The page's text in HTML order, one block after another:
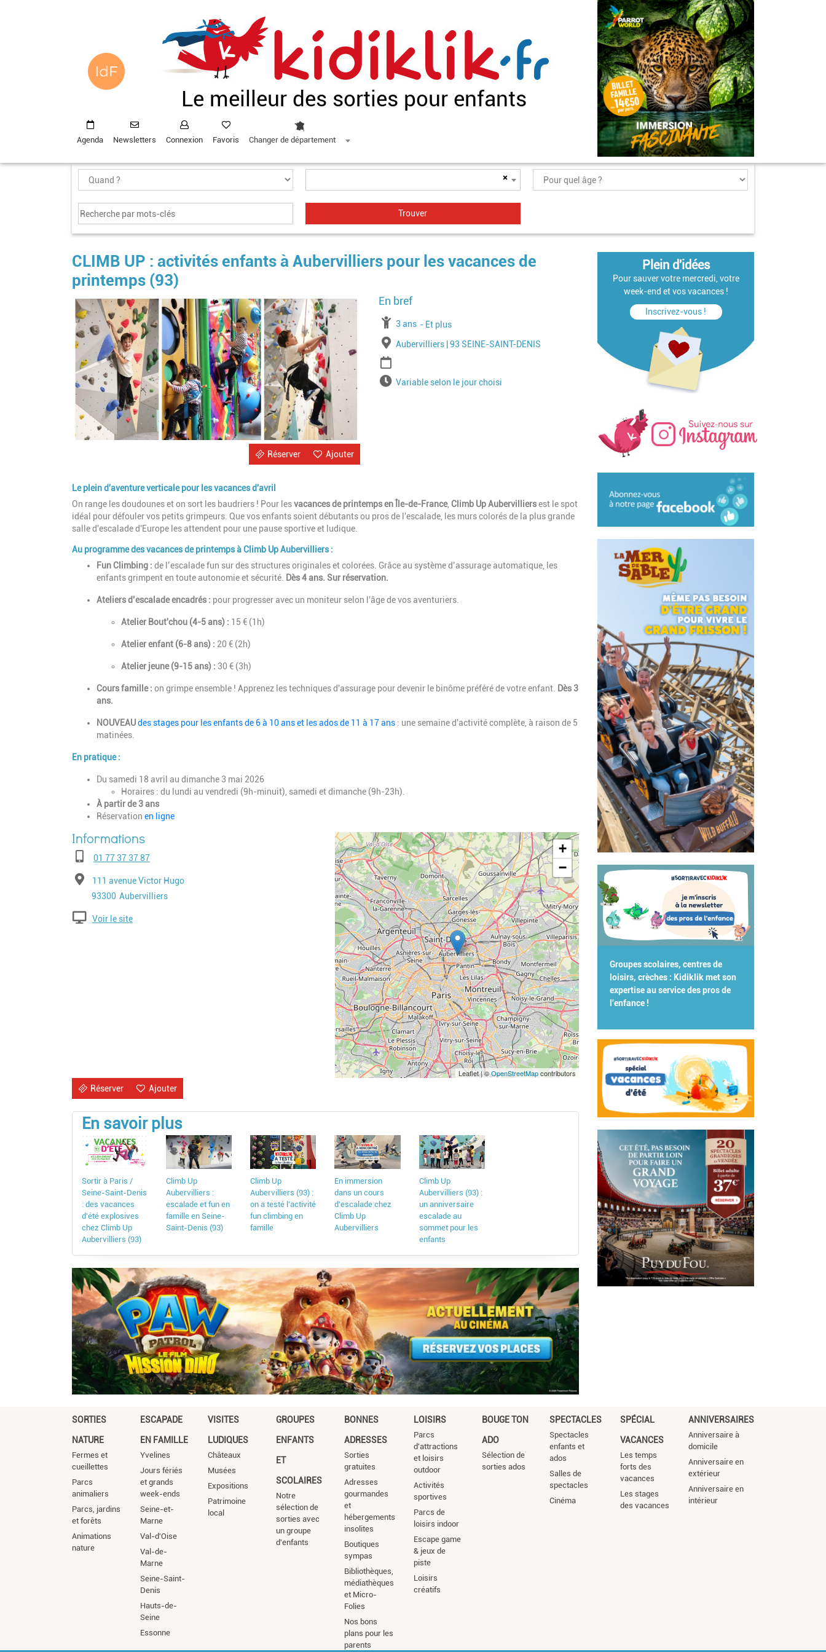
Le meilleur des sorties pour enfants
Agenda Newsletters Connexion Favoris Changer de département
×
CLIMB UP : activités enfants à Aubervilliers pour les vacances de
printemps (93)
Image
Ajouter
Réserver
À partir de
3 ans Jusqu'à l'age de
Et plus
Lieu
Aubervilliers | 93 SEINE-SAINT-DENIS
HorairesVariable selon le jour choisi
Le plein d'aventure verticale pour les vacances d'avril
On range les doudounes et on sort les baudriers ! Pour lesvacances de printemps en Île-de-France, Climb Up Aubervilliersest le spot
idéal pour défouler vos petits grimpeurs. Que vos enfants soient débutants ou pros de l'escalade, les murs colorés de la plus grande
salle d'escalade d'Europe les attendent pour une pause sportive et ludique.
Au programme des vacances de printemps à Climb Up Aubervilliers :
Fun Climbing : de l’escalade fun sur des structures originales et colorées. Grâce au système d’assurage automatique, les
enfants grimpent en toute autonomie et sécurité.
Dès 4 ans. Sur réservation.
Ateliers d’escalade encadrés : pour progresser avec un moniteur selon l'âge de vos aventuriers.
Atelier Bout'chou (4-5 ans) : 15 € (1h)
Atelier enfant (6-8 ans) : 20 € (2h)
Atelier jeune (9-15 ans) : 30 € (3h)
Cours famille : on grimpe ensemble ! Apprenez les techniques d'assurage pour devenir le binôme préféré de votre enfant.
Dès 3
ans.
NOUVEAUdes stages pour les enfants de 6 à 10 ans et les ados de 11 à 17 ans : une semaine d'activité complète, à raison de 5
matinées.
En pratique :
Du samedi 18 avril au dimanche 3 mai 2026
Horaires : du lundi au vendredi (9h-minuit), samedi et dimanche (9h-23h).
À partir de 3 ans
Réservation en ligne
Téléphone01 77 37 37 87
Adresse111 avenue Victor Hugo
Code postal
93300 Ville
Aubervilliers
Voir le site
Geolocalisation
+
−
Leaflet | ©OpenStreetMapcontributors
Ajouter
Réserver
En savoir plus
Sortir à Paris /
Seine-Saint-Denis
: des vacances
d'été explosives
chez Climb Up
Aubervilliers (93)
Climb Up
Aubervilliers :
escalade et fun en
famille en Seine-
Saint-Denis (93)
Climb Up
Aubervilliers (93) :
on a testé l'activité
fun climbing en
famille
En immersion
dans un cours
d'escalade chez
Climb Up
Aubervilliers
Climb Up
Aubervilliers (93) :
un anniversaire
escalade au
sommet pour les
enfants
Plein d'idées
Pour sauver votre mercredi, votre
week-end et vos vacances !
Inscrivez-vous !
Groupes scolaires, centres de
loisirs, crèches : Kidiklik met son
expertise au service des pros de
l'enfance !
SORTIES
NATURE
Fermes et
cueillettes
Parcs
animaliers
Parcs, jardins
et forêts
Animations
nature
ESCAPADE
EN FAMILLE
Yvelines
Jours fériés
et grands
week-ends
Seine-et-
Marne
Val-d'Oise
Val-de-
Marne
Seine-Saint-
Denis
Hauts-de-
Seine
Essonne
VISITES
LUDIQUES
Châteaux
Musées
Expositions
Patrimoine
local
GROUPES
ENFANTS
ET
SCOLAIRES
Notre
sélection de
sorties avec
un groupe
d'enfants
BONNES
ADRESSES
Sorties
gratuites
Adresses
gourmandes
et
hébergements
insolites
Boutiques
sympas
Bibliothèques,
médiathèques
et Micro-
Folies
Nos bons
plans pour les
parents
LOISIRS
Parcs
d'attractions
et loisirs
outdoor
Activités
sportives
Parcs de
loisirs indoor
Escape game
& jeux de
piste
Loisirs
créatifs
BOUGE TON
ADO
Sélection de
sorties ados
SPECTACLES
Spectacles
enfants et
ados
Salles de
spectacles
Cinéma
SPÉCIAL
VACANCES
Les temps
forts des
vacances
Les stages
des vacances
ANNIVERSAIRES
Anniversaire à
domicile
Anniversaire en
extérieur
Anniversaire en
intérieur